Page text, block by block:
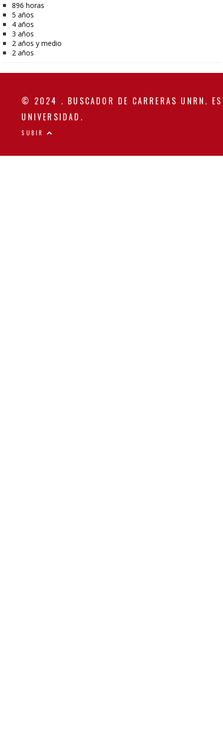
896 horas
5 años
4 años
3 años
2 años y medio
2 años
© 2024 . BUSCADOR DE CARRERAS UNRN.
UNIVERSIDAD.
SUBIR